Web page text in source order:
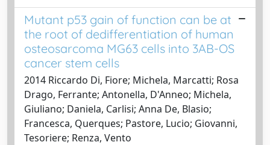
Mutant p53 gain of function can be at
the root of dedifferentiation of human
osteosarcoma MG63 cells into 3AB-OS
cancer stem cells
2014 Riccardo Di, Fiore; Michela, Marcatti; Rosa
Drago, Ferrante; Antonella, D'Anneo; Michela,
Giuliano; Daniela, Carlisi; Anna De, Blasio;
Francesca, Querques; Pastore, Lucio; Giovanni,
Tesoriere; Renza, Vento